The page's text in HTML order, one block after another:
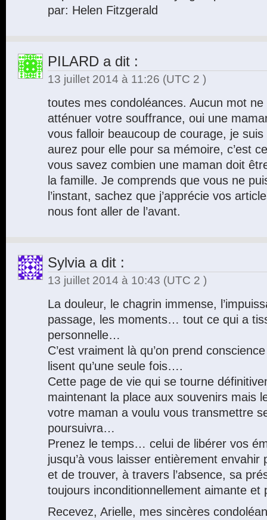
par: Helen Fitzgerald
PILARD a dit :
13 juillet 2014 à 11:26 (UTC 2 )
toutes mes condoléances. Aucun mot
atténuer votre souffrance, oui une
vous falloir beaucoup de courage, je
aurez pour elle pour sa mémoire, c’est
vous savez combien une maman doit
la famille. Je comprends que vous ne
l’instant, sachez que j’apprécie vos
nous font aller de l’avant.
Sylviaa dit :
13 juillet 2014 à 10:43 (UTC 2 )
La douleur, le chagrin immense,
passage, les moments… tout ce qui a
personnelle…
C’est vraiment là qu’on prend
lisent qu’une seule fois….
Cette page de vie qui se tourne
maintenant la place aux souvenirs mais
votre maman a voulu vous transmettre
poursuivra…
Prenez le temps… celui de libérer vos
jusqu’à vous laisser entièrement
et de trouver, à travers l’absence, sa
toujours inconditionnellement aimante
Recevez, Arielle, mes sincères